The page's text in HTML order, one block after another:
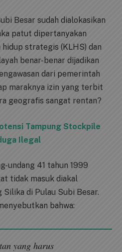
Besar sudah dialokasikan
patut dipertanyakan
strategis (KLHS) dan
benar-benar dijadikan
dari pemerintah
maraknya izin yang terbit
geografis sangat rentan?
Tampung Stockpile
Ilegal
undang 41 tahun 1999
tidak masuk diakal
Silika di Pulau Subi Besar.
bahwa:
yang harus